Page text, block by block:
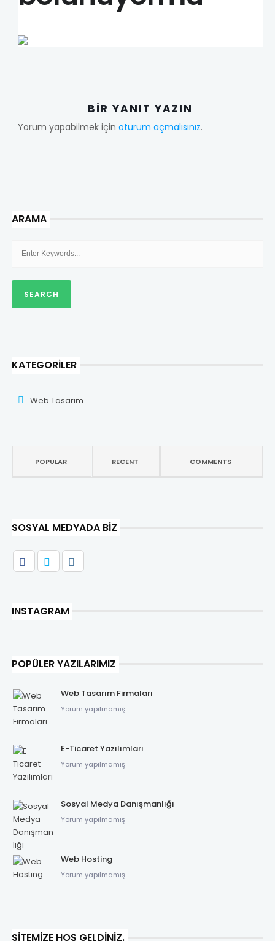
BIR YANIT YAZIN
Yorum yapabilmek için oturum açmalısınız.
ARAMA
KATEGORILER
Web Tasarım
POPULAR RECENT COMMENTS
SOSYAL MEDYADA BIZ
INSTAGRAM
POPÜLER YAZILARIMIZ
Web Tasarım Firmaları
Yorum yapılmamış
E-Ticaret Yazılımları
Yorum yapılmamış
Sosyal Medya Danışmanlığı
Yorum yapılmamış
Web Hosting
Yorum yapılmamış
SITEMIZE HOŞ GELDINIZ.